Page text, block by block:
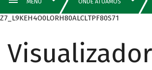
Z7_L9KEH4O0LORH80ALCLTPF80S71